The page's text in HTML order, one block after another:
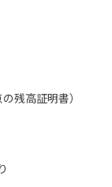
残高証明書）